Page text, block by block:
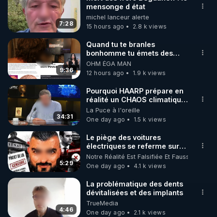
🌱 INSTAGRAM
https://www.instagram.com/rdlr_thierrycasasnovas/
http://rgnr.li/instagram
🌱 LA NEWSLETTER
Pour ne pas rater l’actualité RGNR (stages,
http://rgnr.li/news
🌱 VIDÉOS NON CENSURÉES SUR ODYSEE
Toutes les vidéos Youtube sont aussi sur la
http://rgnr.li/odysee
🌱 LES STAGES EN PRÉSENTIEL
http://rgnr.li/stages
7:28
mensonge d état
michel lanceur alerte
15 hours ago
2.8 k views
9:36
Quand tu te branles
bonhomme tu émets des
ondes ils ont juste omis de
t'expliquer
OHM ÉGA MAN
12 hours ago
1.9 k views
34:31
Pourquoi HAARP prépare en
réalité un CHAOS climatique,
on répond
La Puce à l'oreille
One day ago
1.5 k views
5:29
Le piège des voitures
électriques se referme sur
les usagers !
Notre Réalité Est Falsifiée Et Fausse
One day ago
4.1 k views
4:46
La problématique des dents
dévitalisées et des implants
TrueMedia
One day ago
2.1 k views